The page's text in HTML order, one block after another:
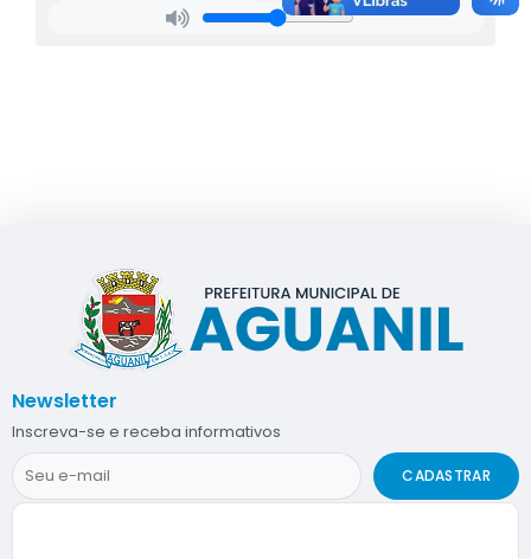
Newsletter
Inscreva-se e receba informativos
CADASTRAR